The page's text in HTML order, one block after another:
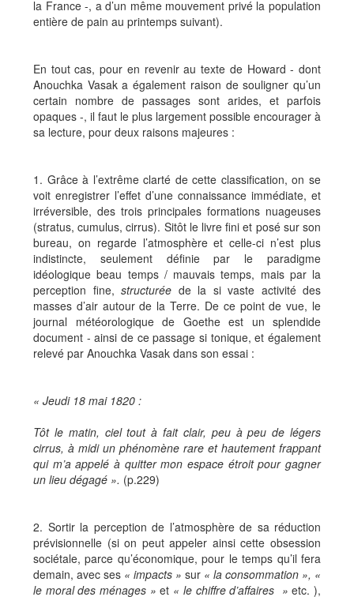
la France -, a d’un même mouvement privé la population
entière de pain au printemps suivant).
En tout cas, pour en revenir au texte de Howard - dont
Anouchka Vasak a également raison de souligner qu’un
certain nombre de passages sont arides, et parfois
opaques -, il faut le plus largement possible encourager à
sa lecture, pour deux raisons majeures :
1. Grâce à l’extrême clarté de cette classification, on se
voit enregistrer l’effet d’une connaissance immédiate, et
irréversible, des trois principales formations nuageuses
(stratus, cumulus, cirrus). Sitôt le livre fini et posé sur son
bureau, on regarde l’atmosphère et celle-ci n’est plus
indistincte, seulement définie par le paradigme
idéologique beau temps / mauvais temps, mais par la
perception fine, structurée de la si vaste activité des
masses d’air autour de la Terre. De ce point de vue, le
journal météorologique de Goethe est un splendide
document - ainsi de ce passage si tonique, et également
relevé par Anouchka Vasak dans son essai :
« Jeudi 18 mai 1820 :
Tôt le matin, ciel tout à fait clair, peu à peu de légers
cirrus, à midi un phénomène rare et hautement frappant
qui m’a appelé à quitter mon espace étroit pour gagner
un lieu dégagé ». (p.229)
2. Sortir la perception de l’atmosphère de sa réduction
prévisionnelle (si on peut appeler ainsi cette obsession
sociétale, parce qu’économique, pour le temps qu’il fera
demain, avec ses « impacts » sur « la consommation », «
le moral des ménages » et « le chiffre d’affaires » etc. ),